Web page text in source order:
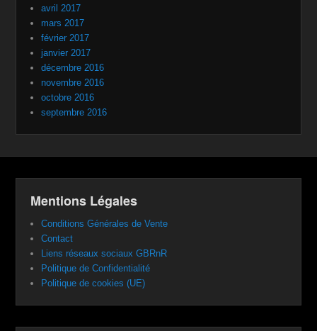
avril 2017
mars 2017
février 2017
janvier 2017
décembre 2016
novembre 2016
octobre 2016
septembre 2016
Mentions Légales
Conditions Générales de Vente
Contact
Liens réseaux sociaux GBRnR
Politique de Confidentialité
Politique de cookies (UE)